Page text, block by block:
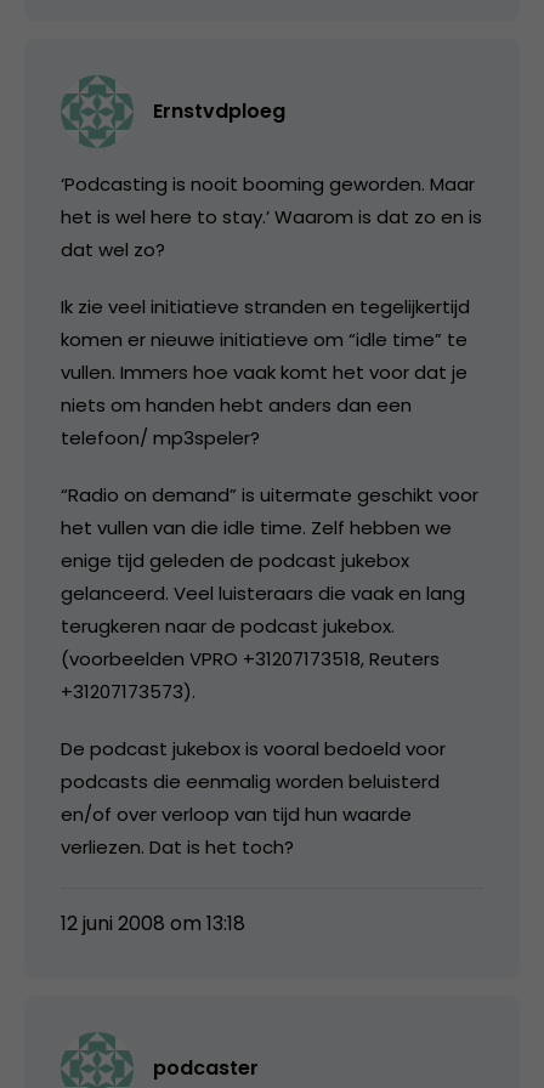
Ernstvdploeg
‘Podcasting is nooit booming geworden. Maar
het is wel here to stay.’ Waarom is dat zo en is
dat wel zo?
Ik zie veel initiatieve stranden en tegelijkertijd
komen er nieuwe initiatieve om “idle time” te
vullen. Immers hoe vaak komt het voor dat je
niets om handen hebt anders dan een
telefoon/ mp3speler?
“Radio on demand” is uitermate geschikt voor
het vullen van die idle time. Zelf hebben we
enige tijd geleden de podcast jukebox
gelanceerd. Veel luisteraars die vaak en lang
terugkeren naar de podcast jukebox.
(voorbeelden VPRO +31207173518, Reuters
+31207173573).
De podcast jukebox is vooral bedoeld voor
podcasts die eenmalig worden beluisterd
en/of over verloop van tijd hun waarde
verliezen. Dat is het toch?
12 juni 2008 om 13:18
podcaster